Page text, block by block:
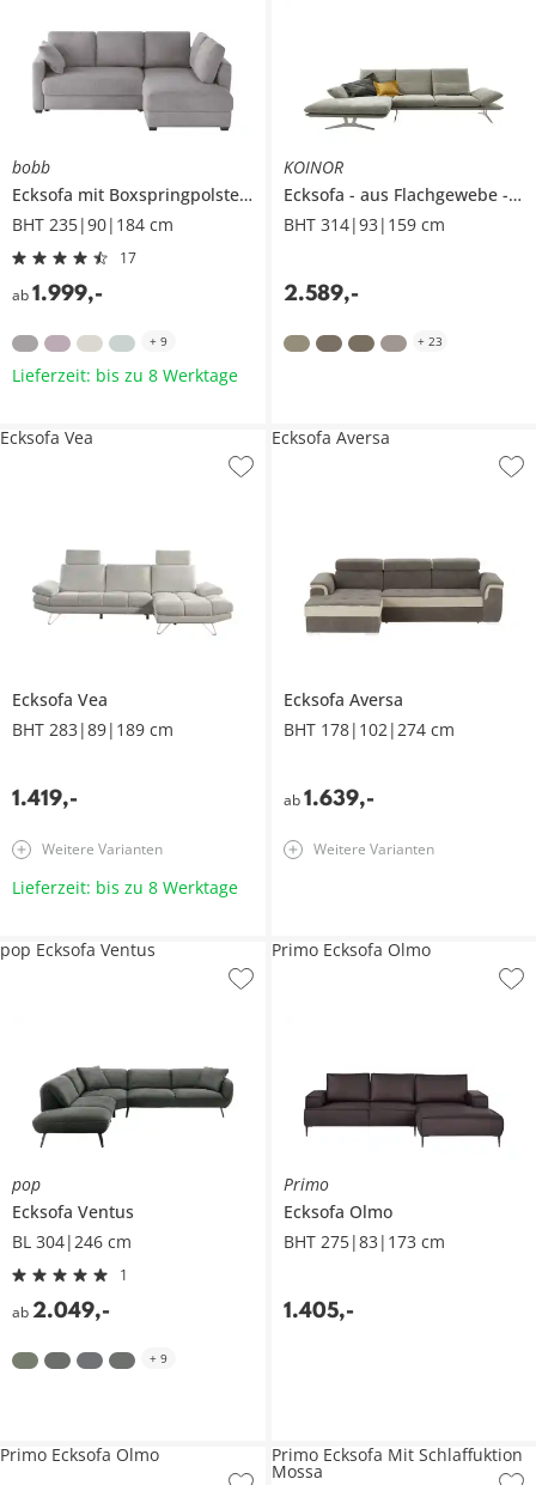
bobb
Ecksofa mit Boxspringpolsterung
BHT 235|90|184 cm
17
ab1.999,-
+ 9
Lieferzeit: bis zu 8 Werktage
KOINOR
Ecksofa
aus Flachgewebe
BHT 314|93|159 cm
2.589,-
+ 23
Ecksofa Vea
BHT 283|89|189 cm
1.419,-
Ecksofa Vea
Weitere Varianten
Lieferzeit: bis zu 8 Werktage
Ecksofa Aversa
BHT 178|102|274 cm
ab 1.639,-
Ecksofa Aversa
Weitere Varianten
pop
Ecksofa Ventus
BL 304|246 cm
1
ab 2.049,-
pop Ecksofa Ventus
+ 9
Primo
Ecksofa Olmo
BHT 275|83|173 cm
1.405,-
Primo Ecksofa Olmo
Primo Ecksofa Olmo Primo Ecksofa Mit Schlaffuktion
Mossa